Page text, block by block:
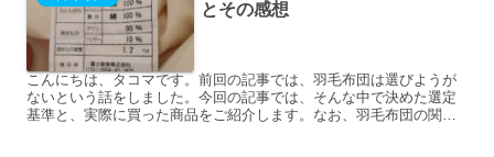
とその感想
こんにちは、タコマです。前回の記事では、羽毛布団は選びようが
ないという話をしました。今回の記事では、そんな中で決めた選定
基準と、実際に買った商品をご紹介します。なお、羽毛布団の関連